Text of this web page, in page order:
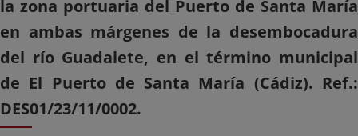
la zona portuaria del Puerto de Santa María
en ambas márgenes de la desembocadura
del río Guadalete, en el término municipal
de El Puerto de Santa María (Cádiz). Ref.:
DES01/23/11/0002.